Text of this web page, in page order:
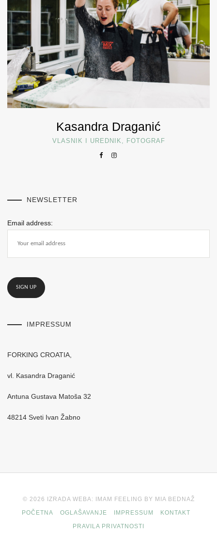
Kasandra Draganić
VLASNIK I UREDNIK, FOTOGRAF
NEWSLETTER
Email address:
IMPRESSUM
FORKING CROATIA,
vl. Kasandra Draganić
Antuna Gustava Matoša 32
48214 Sveti Ivan Žabno
© 2026 IZRADA WEBA: IMAM FEELING BY MIA BEDNAŽ
POČETNA
OGLAŠAVANJE IMPRESSUM
KONTAKT
PRAVILA PRIVATNOSTI